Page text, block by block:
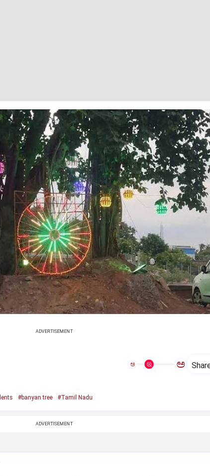
ADVERTISEMENT
ಅ ಅ
#banyan tree #Tamil Nadu
ADVERTISEMENT